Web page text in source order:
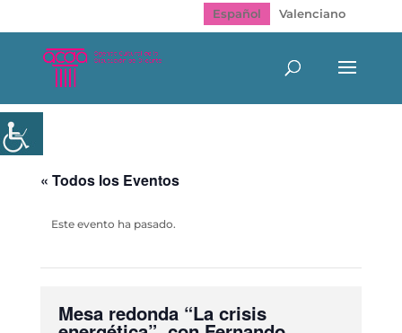
Español Valenciano
« Todos los Eventos
Este evento ha pasado.
Mesa redonda “La crisis